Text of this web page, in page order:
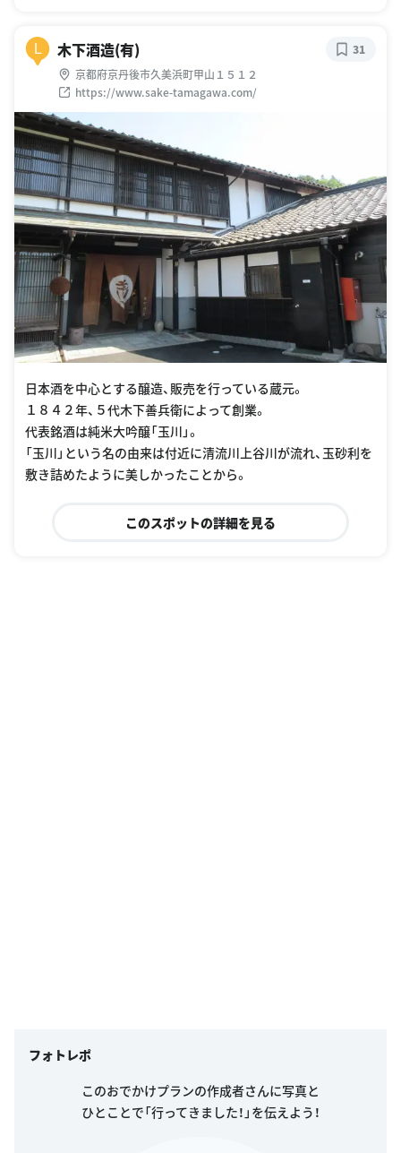
L 木下酒造(有)
京都府京丹後市久美浜町甲山１５１２
https://www.sake-tamagawa.com/
31
日本酒を中心とする醸造、販売を行っている蔵元。
１８４２年、５代木下善兵衛によって創業。
代表銘酒は純米大吟醸「玉川」。
「玉川」という名の由来は付近に清流川上谷川が流れ、玉砂利を
敷き詰めたように美しかったことから。
このスポットの詳細を見る
フォトレポ
このおでかけプランの作成者さんに写真と
ひとことで「行ってきました！」を伝えよう！